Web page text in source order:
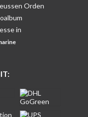
Orden
in